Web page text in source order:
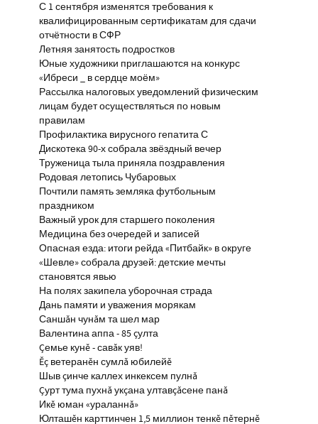
С 1 сентября изменятся требования к
квалифицированным сертификатам для сдачи
отчётности в СФР
Летняя занятость подростков
Юные художники приглашаются на конкурс
«Ибреси _ в сердце моём»
Рассылка налоговых уведомлений физическим
лицам будет осуществляться по новым
правилам
Профилактика вирусного гепатита С
Дискотека 90-х собрала звёздный вечер
Труженица тыла приняла поздравления
Родовая летопись Чубаровых
Почтили память земляка футбольным
праздником
Важный урок для старшего поколения
Медицина без очередей и записей
Опасная езда: итоги рейда «Питбайк» в округе
«Шевле» собрала друзей: детские мечты
становятся явью
На полях закипела уборочная страда
Дань памяти и уважения морякам
Саншăн чунăм та шел мар
Валентина аппа - 85 çулта
Çемье кунĕ - савăк уяв!
Ĕç ветеранĕн сумлă юбилейĕ
Шыв çинче каллех инкексем пулнă
Çурт тума пухнă укçана ултавçăсене панă
Икĕ юман «ураланнă»
Юлташĕн карттинчен 1,5 миллион тенкĕ пĕтернĕ